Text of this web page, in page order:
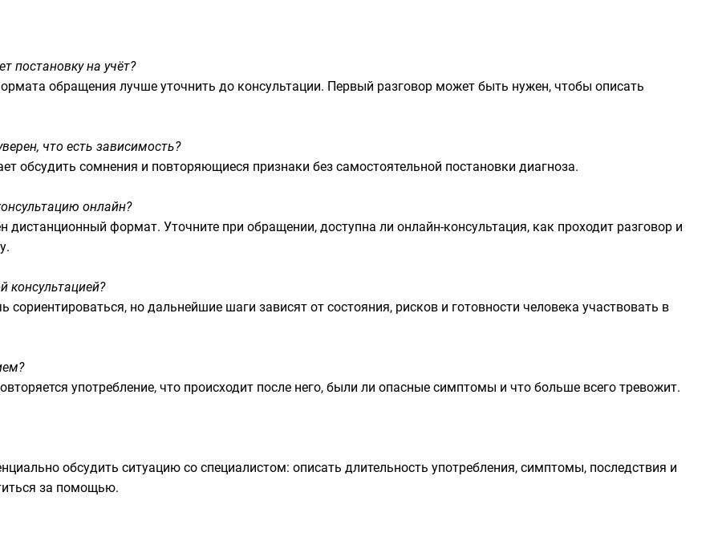
постановку на учёт?
обращения лучше уточнить до консультации. Первый разговор может быть нужен, чтобы описать
что есть зависимость?
обсудить сомнения и повторяющиеся признаки без самостоятельной постановки диагноза.
онлайн?
формат. Уточните при обращении, доступна ли онлайн-консультация, как проходит разговор и
но дальнейшие шаги зависят от состояния, рисков и готовности человека участвовать в
употребление, что происходит после него, были ли опасные симптомы и что больше всего тревожит.
обсудить ситуацию со специалистом: описать длительность употребления, симптомы, последствия и
за помощью.